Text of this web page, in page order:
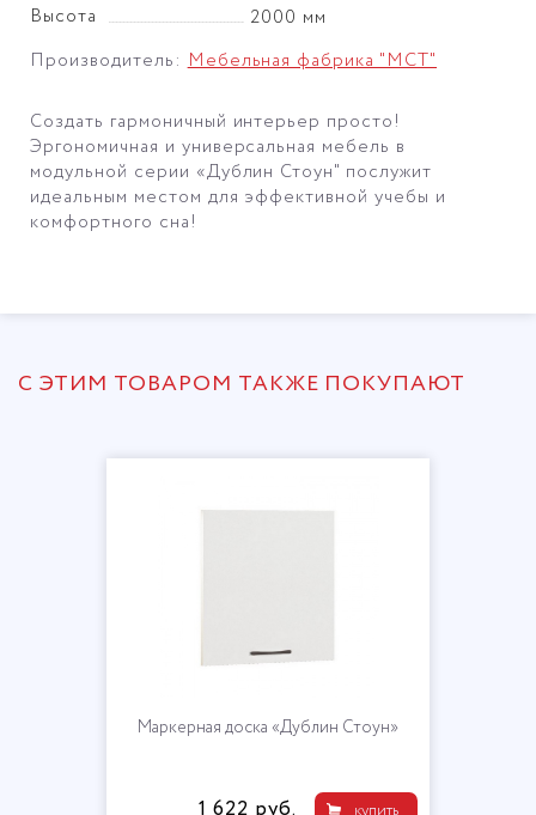
Высота
2000 мм
Производитель:Мебельная фабрика "МСТ"
Создать гармоничный интерьер просто!
Эргономичная и универсальная мебель в
модульной серии «Дублин Стоун" послужит
идеальным местом для эффективной учебы и
комфортного сна!
С ЭТИМ ТОВАРОМ ТАКЖЕ ПОКУПАЮТ
Маркерная доска «Дублин Стоун»
купить
1 622 руб.